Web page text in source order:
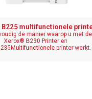
multifunctionele
de manier waarop u met de
Xerox® B230 Printer en
printer werkt.